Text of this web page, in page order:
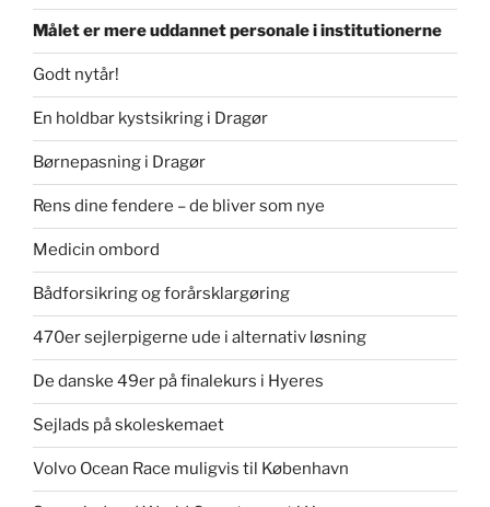
Målet er mere uddannet personale i institutionerne
Godt nytår!
En holdbar kystsikring i Dragør
Børnepasning i Dragør
Rens dine fendere – de bliver som nye
Medicin ombord
Bådforsikring og forårsklargøring
470er sejlerpigerne ude i alternativ løsning
De danske 49er på finalekurs i Hyeres
Sejlads på skoleskemaet
Volvo Ocean Race muligvis til København